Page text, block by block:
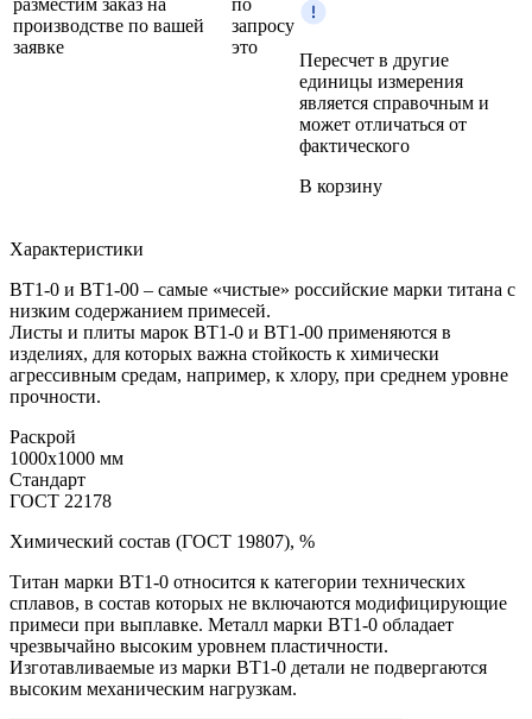
производстве по вашей
заявке
запросу
это
Пересчет в другие
единицы измерения
является справочным и
может отличаться от
фактического
В корзину
Характеристики
ВТ1-0 и ВТ1-00 – самые «чистые» российские марки титана с
низким содержанием примесей.
Листы и плиты марок ВТ1-0 и ВТ1-00 применяются в
изделиях, для которых важна стойкость к химически
агрессивным средам, например, к хлору, при среднем уровне
прочности.
Раскрой
1000x1000 мм
Стандарт
ГОСТ 22178
Химический состав (ГОСТ 19807), %
Титан марки BT1-0 относится к категории технических
сплавов, в состав которых не включаются модифицирующие
примеси при выплавке. Металл марки ВТ1‑0 обладает
чрезвычайно высоким уровнем пластичности.
Изготавливаемые из марки ВТ1‑0 детали не подвергаются
высоким механическим нагрузкам.